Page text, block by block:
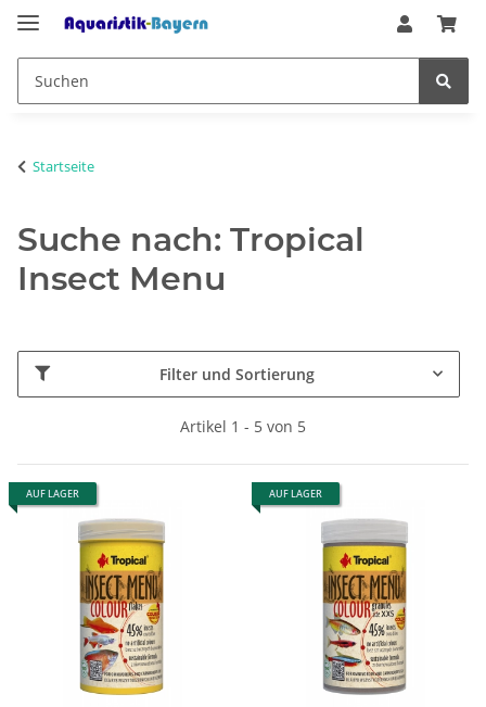
Startseite
Suche nach: Tropical
Insect Menu
Filter und Sortierung
Artikel 1 - 5 von 5
AUF LAGER AUF LAGER